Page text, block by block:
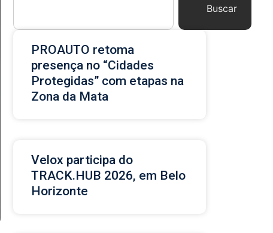
Buscar
PROAUTO retoma
presença no “Cidades
Protegidas” com etapas na
Zona da Mata
Velox participa do
TRACK.HUB 2026, em Belo
Horizonte